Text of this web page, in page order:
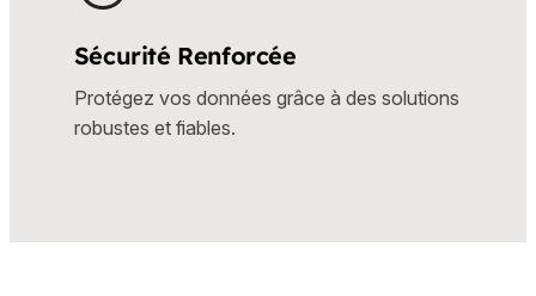
Sécurité Renforcée
Protégez vos données grâce à des solutions
robustes et fiables.